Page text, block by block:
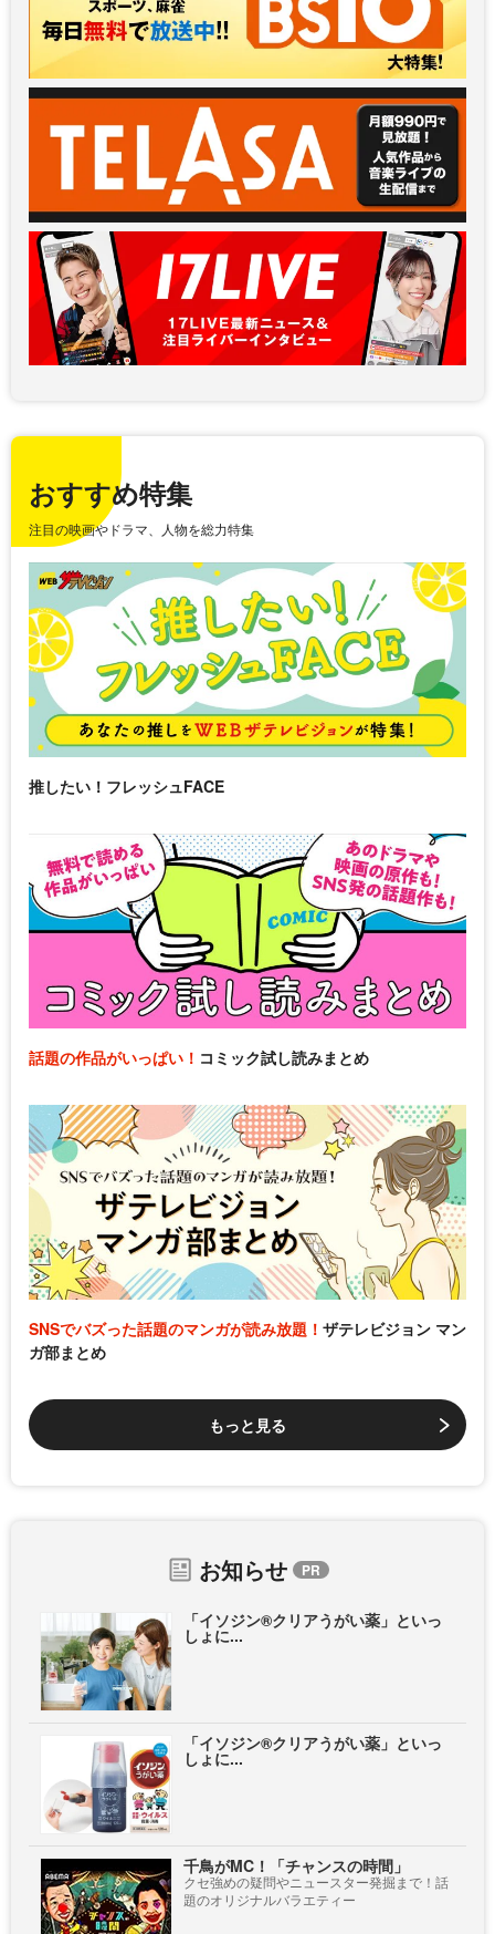
おすすめ特集
注目の映画やドラマ、人物を総力特集
推したい！フレッシュFACE
話題の作品がいっぱい！ コミック試し読みまとめ
SNSでバズった話題のマンガが読み放題！ ザテレビジョン マン
ガ部まとめ
もっと見る
お知らせ
「イソジン®クリアうがい薬」といっ
しょに...
「イソジン®クリアうがい薬」といっ
しょに...
千鳥がMC！「チャンスの時間」
クセ強めの疑問やニュースター発掘まで！話
題のオリジナルバラエティー